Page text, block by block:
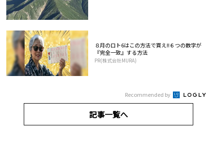
８月のロト6はこの方法で買え!!６つの数字が
『完全一致』する方法
PR(株式会社MURA)
Recommended by
記事一覧へ